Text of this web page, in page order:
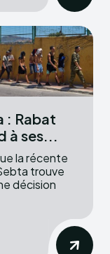
: Rabat
ses...
la récente
trouve
décision